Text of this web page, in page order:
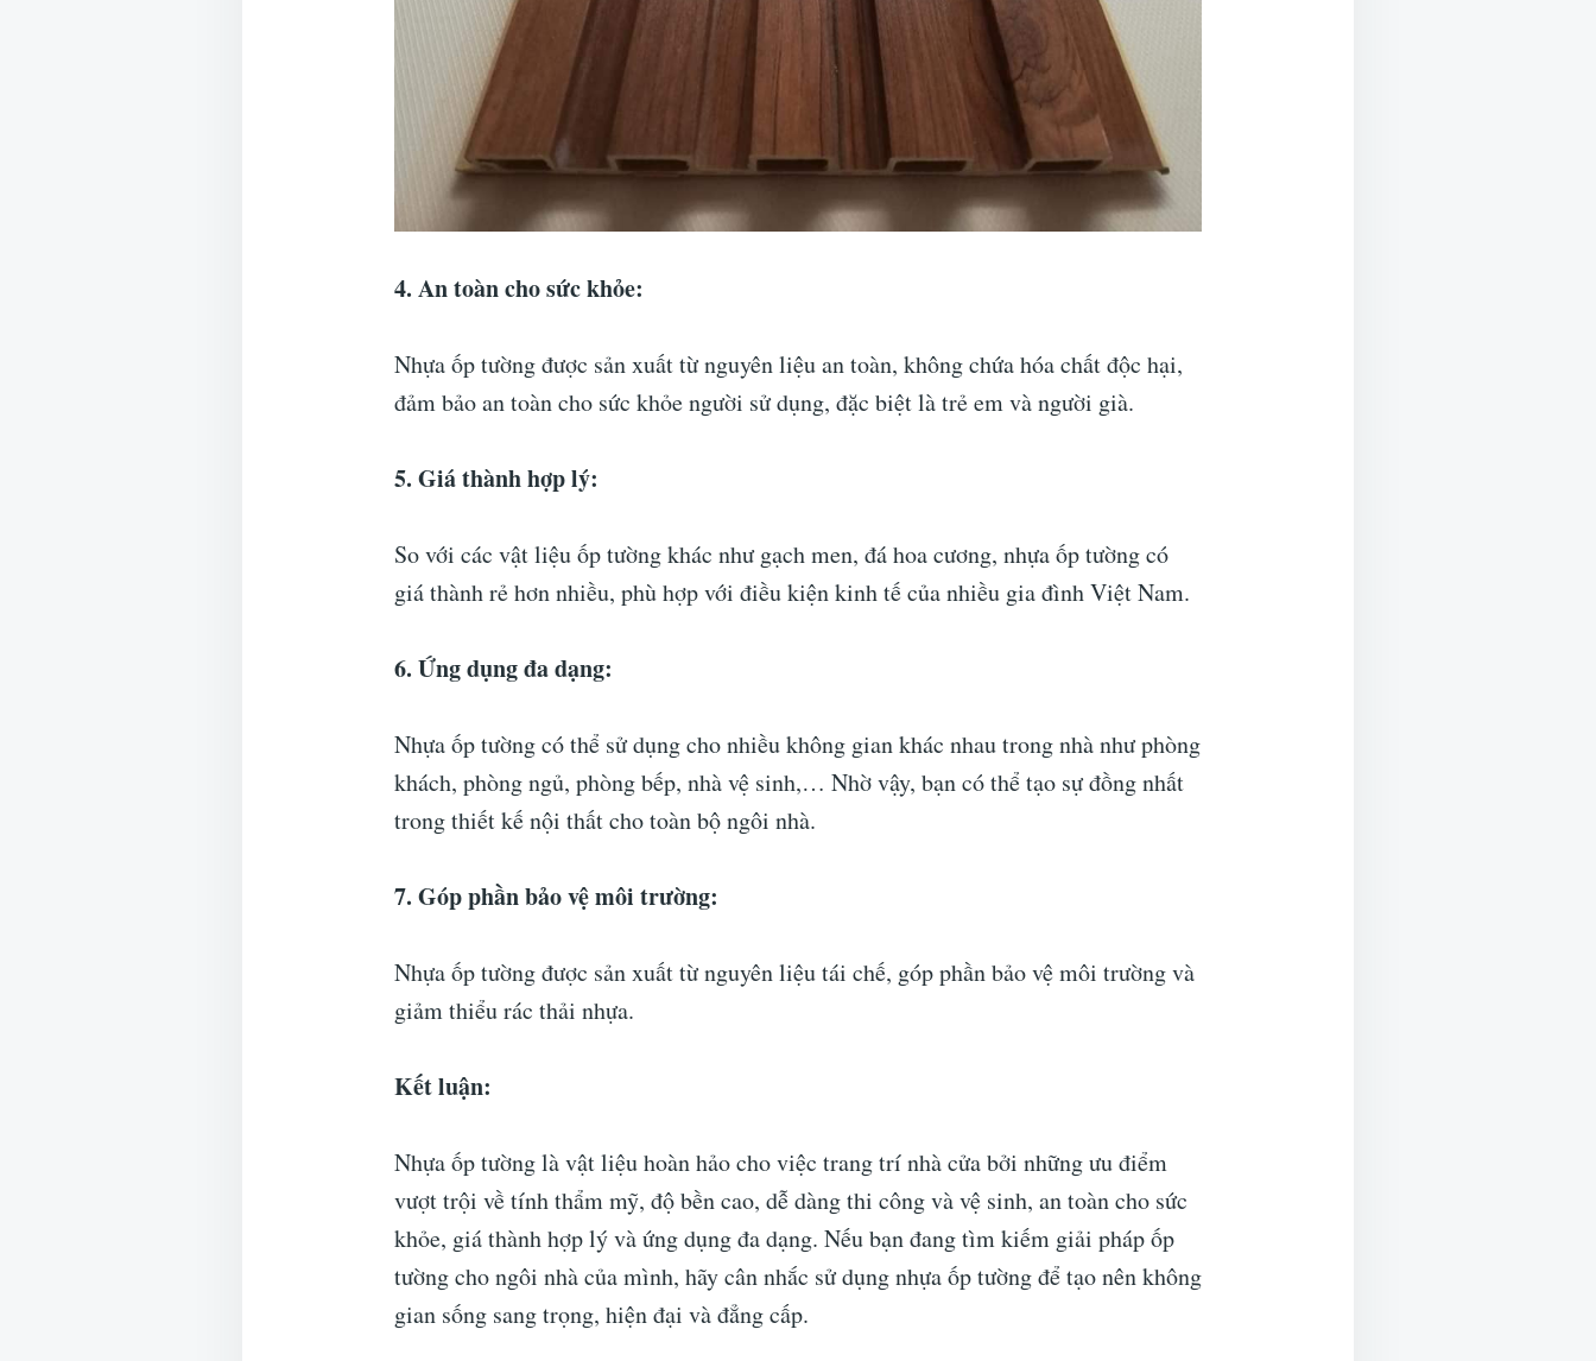
4. An toàn cho sức khỏe:
Nhựa ốp tường được sản xuất từ nguyên liệu an toàn, không chứa hóa chất độc hại,
đảm bảo an toàn cho sức khỏe người sử dụng, đặc biệt là trẻ em và người già.
5. Giá thành hợp lý:
So với các vật liệu ốp tường khác như gạch men, đá hoa cương, nhựa ốp tường có
giá thành rẻ hơn nhiều, phù hợp với điều kiện kinh tế của nhiều gia đình Việt Nam.
6. Ứng dụng đa dạng:
Nhựa ốp tường có thể sử dụng cho nhiều không gian khác nhau trong nhà như phòng
khách, phòng ngủ, phòng bếp, nhà vệ sinh,… Nhờ vậy, bạn có thể tạo sự đồng nhất
trong thiết kế nội thất cho toàn bộ ngôi nhà.
7. Góp phần bảo vệ môi trường:
Nhựa ốp tường được sản xuất từ nguyên liệu tái chế, góp phần bảo vệ môi trường và
giảm thiểu rác thải nhựa.
Kết luận:
Nhựa ốp tường là vật liệu hoàn hảo cho việc trang trí nhà cửa bởi những ưu điểm
vượt trội về tính thẩm mỹ, độ bền cao, dễ dàng thi công và vệ sinh, an toàn cho sức
khỏe, giá thành hợp lý và ứng dụng đa dạng. Nếu bạn đang tìm kiếm giải pháp ốp
tường cho ngôi nhà của mình, hãy cân nhắc sử dụng nhựa ốp tường để tạo nên không
gian sống sang trọng, hiện đại và đẳng cấp.